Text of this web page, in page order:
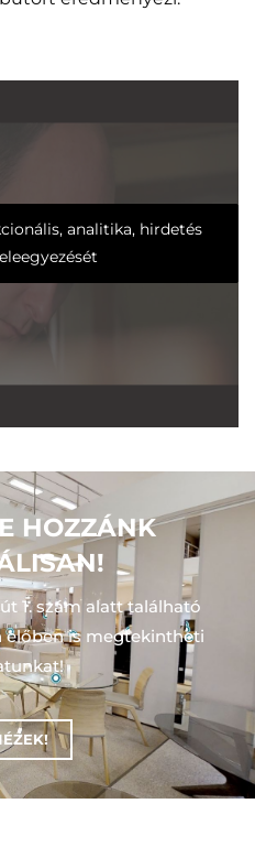
analitika, hirdetés
HOZZÁNK
1. szám alatt található
is megtekintheti